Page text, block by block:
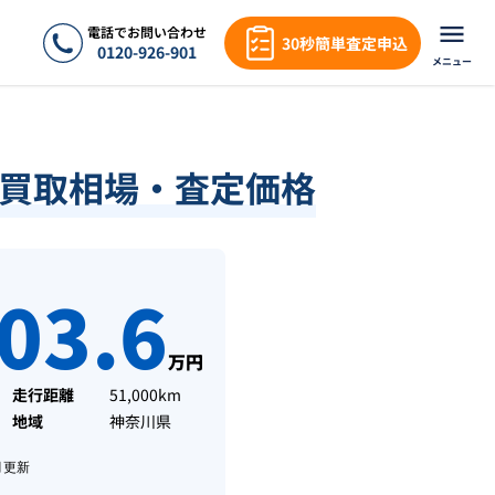
電話でお問い合わせ
0120-926-901 30秒簡単査定申込
メニュー
取相場・査定価格
万円
走行距離
51,000km
地域
神奈川県
更新